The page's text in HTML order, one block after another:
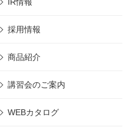
採用情報
商品紹介
講習会のご案内
WEBカタログ